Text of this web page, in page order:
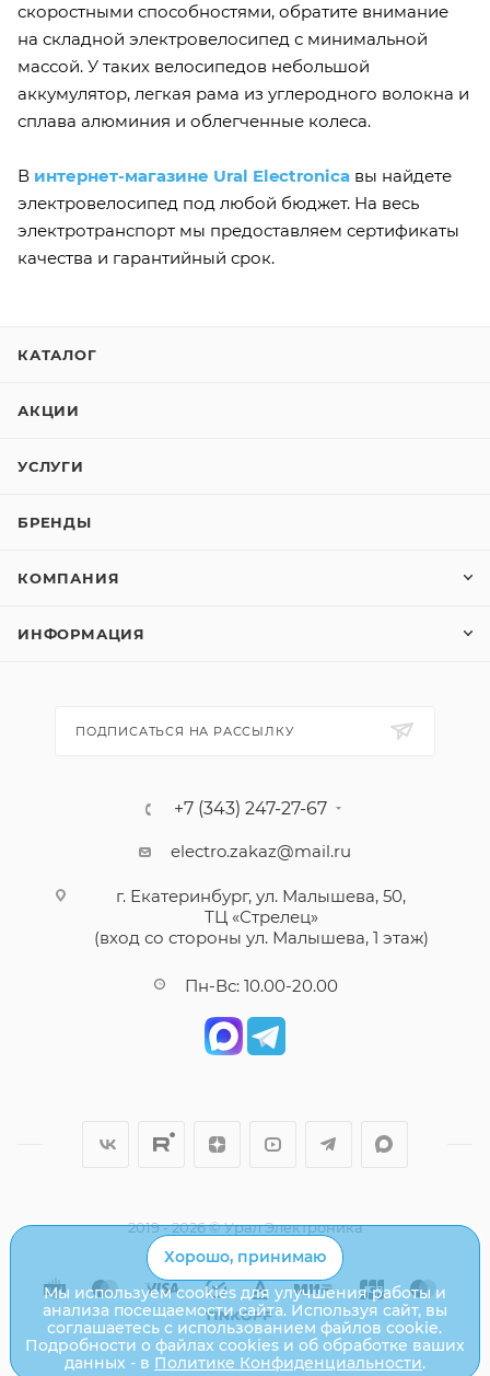
скоростными способностями, обратите внимание
на складной электровелосипед с минимальной
массой. У таких велосипедов небольшой
аккумулятор, легкая рама из углеродного волокна и
сплава алюминия и облегченные колеса.
В интернет-магазине Ural Electronica вы найдете
электровелосипед под любой бюджет. На весь
электротранспорт мы предоставляем сертификаты
качества и гарантийный срок.
КАТАЛОГ
АКЦИИ
УСЛУГИ
БРЕНДЫ
КОМПАНИЯ
ИНФОРМАЦИЯ
ПОДПИСАТЬСЯ НА РАССЫЛКУ
+7 (343) 247-27-67
electro.zakaz@mail.ru
г. Екатеринбург, ул. Малышева, 50,
ТЦ «Стрелец»
(вход со стороны ул. Малышева, 1 этаж)
Пн-Вс: 10.00-20.00
2019 - 2026 © Урал Электроника
Мы используем cookies для улучшения работы и
анализа посещаемости сайта. Используя сайт, вы
соглашаетесь с использованием файлов cookie.
Подробности о файлах cookies и об обработке ваших
данных - в Политике Конфиденциальности.
Хорошо, принимаю